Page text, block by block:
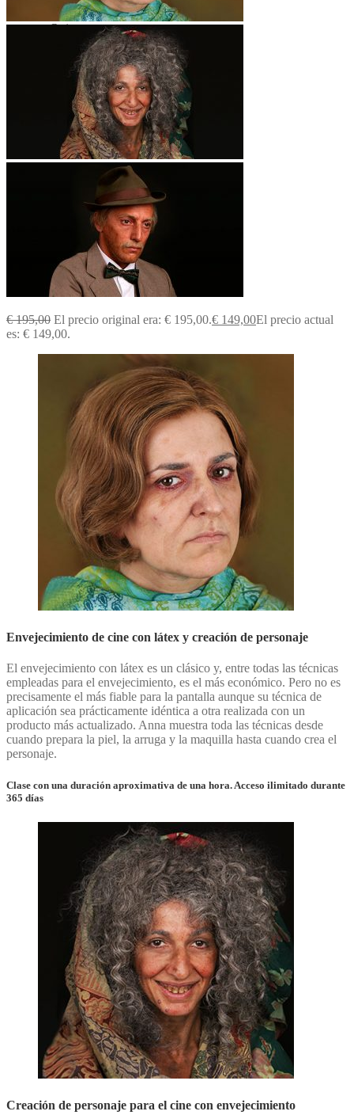
Aula virtual
Quienes somos
Contacto
0 productos
€195,00 El precio original era: € 195,00.€ 149,00El precio actual
es: € 149,00.
Envejecimiento de cine con látex y creación de personaje
El envejecimiento con látex es un clásico y, entre todas las técnicas
empleadas para el envejecimiento, es el más económico. Pero no es
precisamente el más fiable para la pantalla aunque su técnica de
aplicación sea prácticamente idéntica a otra realizada con un
producto más actualizado. Anna muestra toda las técnicas desde
cuando prepara la piel, la arruga y la maquilla hasta cuando crea el
personaje.
Clase con una duración aproximativa de una hora. Acceso ilimitado durante
365 días
Creación de personaje para el cine con envejecimiento